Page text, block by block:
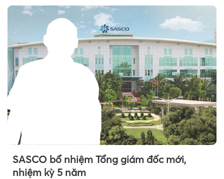
SASCO bổ nhiệm Tổng giám đốc mới,
nhiệm kỳ 5 năm